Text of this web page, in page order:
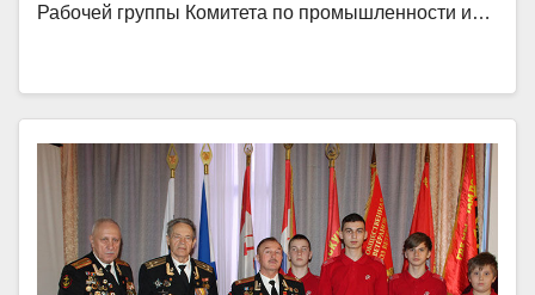
Рабочей группы Комитета по промышленности и…